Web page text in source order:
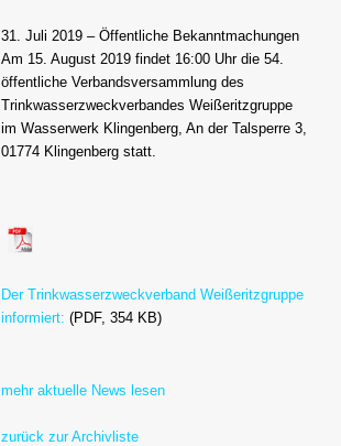
31. Juli 2019 – Öffentliche Bekanntmachungen
Am 15. August 2019 findet 16:00 Uhr die 54.
öffentliche Verbandsversammlung des
Trinkwasserzweckverbandes Weißeritzgruppe
im Wasserwerk Klingenberg, An der Talsperre 3,
01774 Klingenberg statt.
Der Trinkwasserzweckverband Weißeritzgruppe
informiert: (PDF, 354 KB)
mehr aktuelle News lesen
zurück zur Archivliste